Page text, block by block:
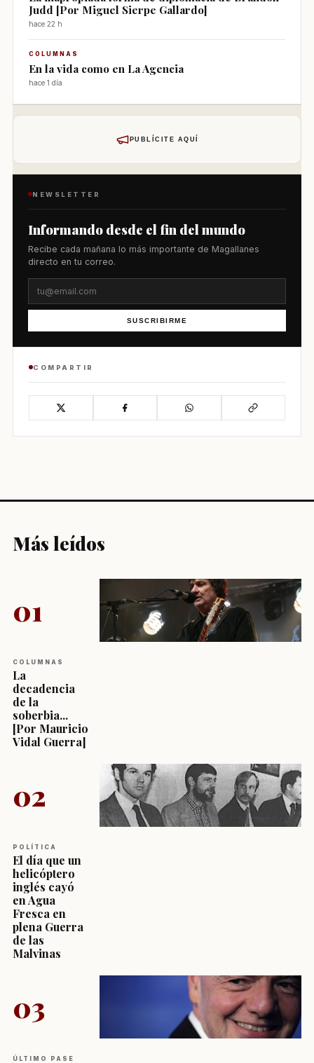
Judd [Por Miguel Sierpe Gallardo]
hace 22 h
COLUMNAS
En la vida como en La Agencia
hace 1 día
PUBLÍCITE AQUÍ
NEWSLETTER
Informando desde el fin del mundo
Recibe cada mañana lo más importante de Magallanes
directo en tu correo.
SUSCRIBIRME
COMPARTIR
Más leídos
01
COLUMNAS
La
decadencia
de la
soberbia...
[Por Mauricio
Vidal Guerra]
02
POLÍTICA
El día que un
helicóptero
inglés cayó
en Agua
Fresca en
plena Guerra
de las
Malvinas
03
ÚLTIMO PASE